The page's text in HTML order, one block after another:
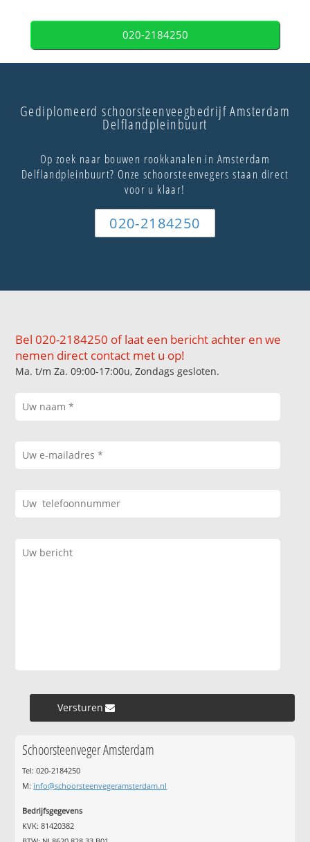
020-2184250
Gediplomeerd schoorsteenveegbedrijf Amsterdam
Delflandpleinbuurt
Op zoek naar bouwen rookkanalen in Amsterdam
Delflandpleinbuurt? Onze schoorsteenvegers staan direct
voor u klaar!
020-2184250
Bel 020-2184250 of laat een bericht achter en we
nemen direct contact met u op!
Ma. t/m Za. 09:00-17:00u, Zondags gesloten.
Versturen »
Schoorsteenveger Amsterdam
Tel: 020-2184250
M: info@schoorsteenvegeramsterdam.nl
Bedrijfsgegevens
KVK: 81420382